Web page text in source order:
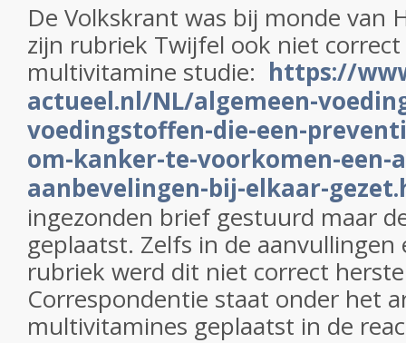
De Volkskrant was bij monde van
zijn rubriek Twijfel ook niet correct
multivitamine studie: https://
actueel.nl/NL/algemeen-
voedingstoffen-die-een-
om-kanker-te-voorkomen-een-
aanbevelingen-bij-elkaar-
ingezonden brief gestuurd maar
geplaatst. Zelfs in de aanvullingen
rubriek werd dit niet correct
Correspondentie staat onder het
multivitamines geplaatst in de